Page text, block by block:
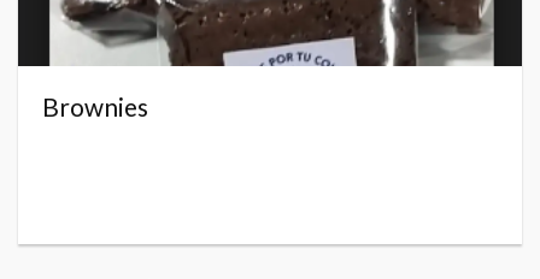
Brownies